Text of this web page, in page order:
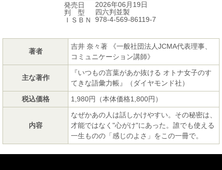
発売日
2026年06月19日
判 型
四六判並製
ＩＳＢＮ
978-4-569-86119-7
著者
吉井 奈々著 《一般社団法人JCMA代表理事、
コミュニケーション講師》
主な著作
『いつもの言葉があか抜ける オトナ女子のす
てきな語彙力帳』（ダイヤモンド社）
税込価格
1,980円（本体価格1,800円）
内容
なぜかあの人は話しかけやすい。その秘密は、
才能ではなく"心がけ"にあった。誰でも使える
一生ものの「感じのよさ」をこの一冊で。